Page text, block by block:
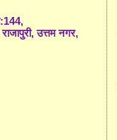
उत्तम नगर,